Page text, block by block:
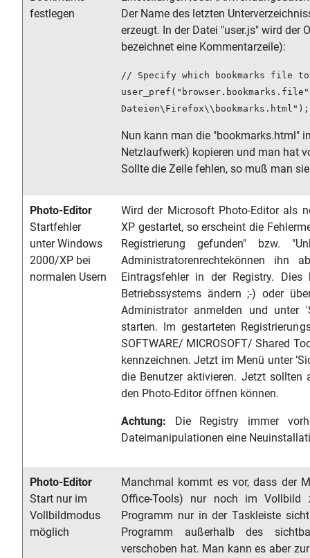
festlegen
Der Name des letzten
erzeugt. In der Datei "user.js" wird der
bezeichnet eine Kommentarzeile):
// Specify which bookmarks file
Dateien\Firefox\\bookmarks.html");
Nun kann man die "bookmarks.html"
Netzlaufwerk) kopieren und man hat
Sollte die Zeile fehlen, so muß man
Photo-Editor
Startfehler
unter Windows
2000/XP bei
normalen Usern
Wird der Microsoft Photo-Editor als
XP gestartet, so erscheint die
Registrierung gefunden" bzw.
Administratorenrechtekönnen
Eintragsfehler in der Registry.
Betriebssystems ändern ;-) oder
Administrator anmelden und unter
starten. Im gestarteten
SOFTWARE/ MICROSOFT/ Shared
kennzeichnen. Jetzt im Menü unter
die Benutzer aktivieren. Jetzt sollten
den Photo-Editor öffnen können.
Achtung: Die Registry immer
Dateimanipulationen eine
Photo-Editor
Start nur im
Vollbildmodus
möglich
Manchmal kommt es vor, dass der
Office-Tools) nur noch im
Programm nur in der Taskleiste
Programm außerhalb des
verschoben hat. Man kann es aber